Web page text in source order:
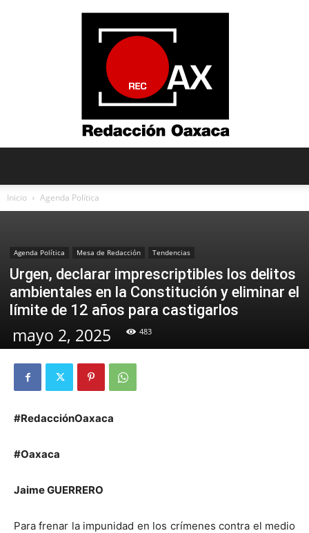
Inicio Agenda Política
Agenda Política Mesa de Redacción Tendencias
Urgen, declarar imprescriptibles los delitos
ambientales en la Constitución y eliminar el
límite de 12 años para castigarlos
mayo 2, 2025 483
#RedacciónOaxaca
#Oaxaca
Jaime GUERRERO
Para frenar la impunidad en los crímenes contra el medio